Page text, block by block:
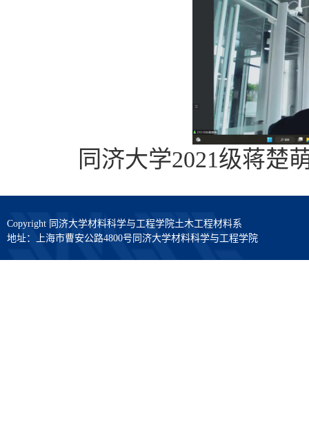
同济大学2021级蒋楚
Copyright 同济大学材料科学与工程学院土木工程材料系
地址：上海市曹安公路4800号同济大学材料科学与工程学院